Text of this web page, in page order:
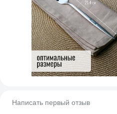
Написать первый отзыв